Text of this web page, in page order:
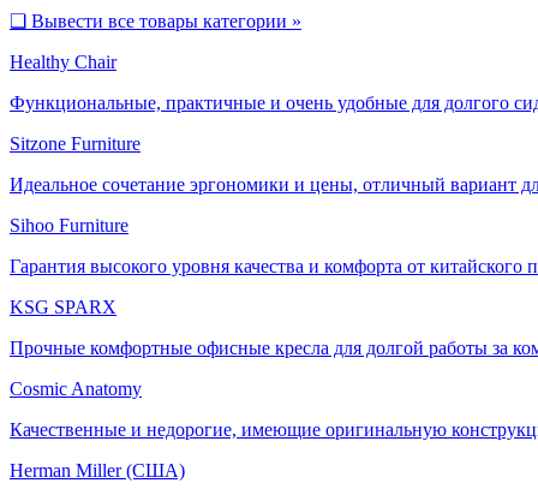
❑ Вывести все товары категории »
Healthy Chair
Функциональные, практичные и очень удобные для долгого
Sitzone Furniture
Идеальное сочетание эргономики и цены, отличный вариант
Sihoo Furniture
Гарантия высокого уровня качества и комфорта от китайского
KSG SPARX
Прочные комфортные офисные кресла для долгой работы за
Cosmic Anatomy
Качественные и недорогие, имеющие оригинальную
Herman Miller (США)